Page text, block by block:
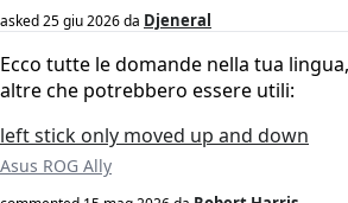
asked25 giu 2026da Djeneral
Ecco tutte le domande nella tua
altre che potrebbero essere utili:
left stick only moved up and down
Asus ROG Ally